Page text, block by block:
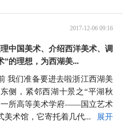
2017-12-06 09:16
中国美术、介绍西洋美术、调
的理想，为西湖美...
我们准备要进去啦浙江西湖美
侧，紧邻西湖十景之“平湖秋
一所高等美术学府——国立艺术
术馆，它寄托着几代...
展开